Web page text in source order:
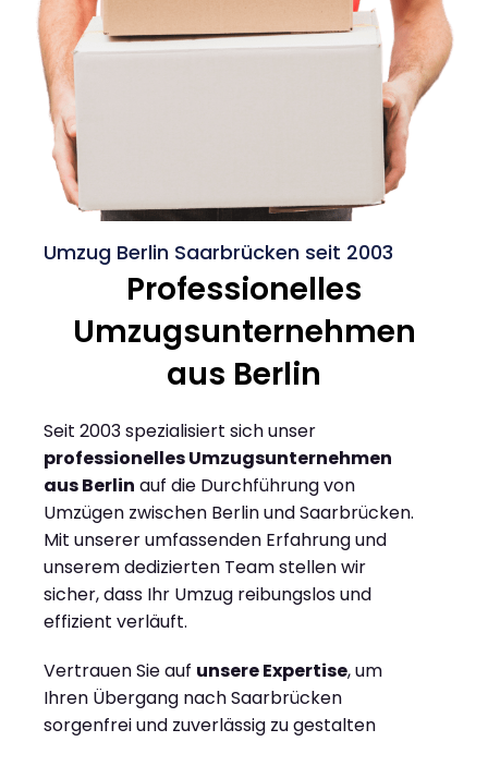
Umzug Berlin Saarbrücken seit 2003
Professionelles
Umzugsunternehmen
aus Berlin
Seit 2003 spezialisiert sich unser
professionelles Umzugsunternehmen
aus Berlin auf die Durchführung von
Umzügen zwischen Berlin und Saarbrücken.
Mit unserer umfassenden Erfahrung und
unserem dedizierten Team stellen wir
sicher, dass Ihr Umzug reibungslos und
effizient verläuft.
Vertrauen Sie auf unsere Expertise, um
Ihren Übergang nach Saarbrücken
sorgenfrei und zuverlässig zu gestalten